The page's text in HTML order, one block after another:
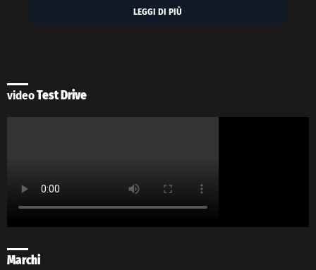
LEGGI DI PIÙ
videoTest Drive
Marchi